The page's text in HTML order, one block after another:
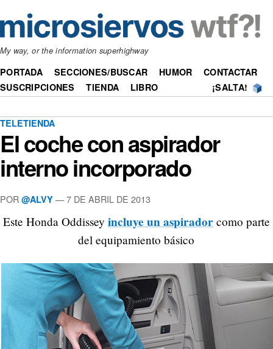
My way, or the information superhighway
PORTADA SECCIONES/BUSCAR HUMOR
CONTACTAR
SUSCRIPCIONES
TIENDA LIBRO ¡SALTA!
TELETIENDA
El coche con aspirador
interno incorporado
POR @ALVY —7 DE ABRIL DE 2013
Este Honda Oddissey incluye un aspirador como parte
del equipamiento básico